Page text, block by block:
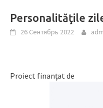
Personalităţile
26 Сентябрь 2022
Proiect finanțat de